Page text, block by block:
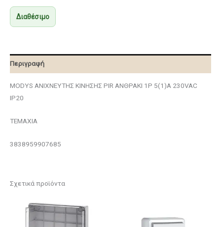
Διαθέσιμο
Περιγραφή
MODYS ΑΝΙΧΝΕΥΤΗΣ ΚΙΝΗΣΗΣ PIR ΑΝΘΡΑΚΙ 1P 5(1)A 230VAC
IP20
ΤΕΜΑΧΙΑ
3838959907685
Σχετικά προϊόντα